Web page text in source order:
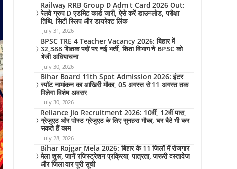
Railway RRB Group D Admit Card 2026 Out:
रेलवे ग्रुप D एडमिट कार्ड जारी, ऐसे करें डाउनलोड, परीक्षा
तिथि, सिटी स्लिप और डायरेक्ट लिंक
July 31, 2026
BPSC TRE 4 Teacher Vacancy 2026: बिहार में
32,388 शिक्षक पदों पर नई भर्ती, शिक्षा विभाग ने BPSC को
भेजी अधियाचना
July 30, 2026
Bihar Board 11th Spot Admission 2026: इंटर
स्पॉट नामांकन का आखिरी मौका, 05 अगस्त से 11 अगस्त तक
मिलेगा विशेष अवसर
July 30, 2026
Reliance Jio Recruitment 2026: 10वीं, 12वीं पास,
ग्रेजुएट और पोस्ट ग्रेजुएट के लिए सुनहरा मौका, घर बैठे भी कर
सकते हैं काम
July 28, 2026
Bihar Rojgar Mela 2026: बिहार के 11 जिलों में रोजगार
मेला शुरू, जानें रजिस्ट्रेशन प्रक्रिया, पात्रता, जरूरी दस्तावेज
और जिला वार पूरी सूची